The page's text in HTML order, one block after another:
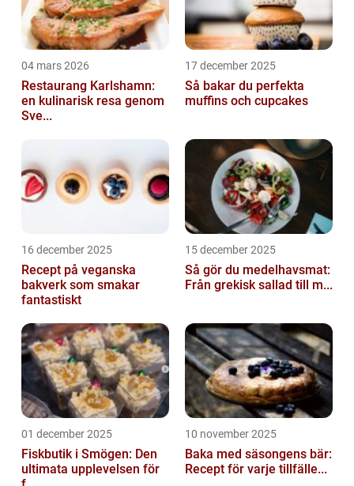
04 mars 2026
Restaurang Karlshamn:
en kulinarisk resa genom
Sve...
17 december 2025
Så bakar du perfekta
muffins och cupcakes
16 december 2025
Recept på veganska
bakverk som smakar
fantastiskt
15 december 2025
Så gör du medelhavsmat:
Från grekisk sallad till m...
01 december 2025
Fiskbutik i Smögen: Den
ultimata upplevelsen för
10 november 2025
Baka med säsongens bär:
Recept för varje tillfälle...